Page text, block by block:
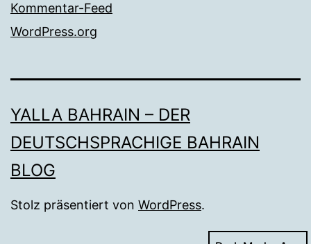
Kommentar-Feed
WordPress.org
YALLA BAHRAIN – DER
DEUTSCHSPRACHIGE BAHRAIN
BLOG
Stolz präsentiert von WordPress.